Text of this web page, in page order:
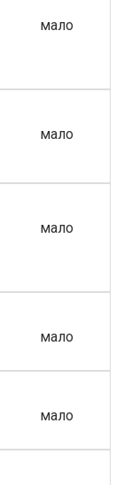
мало
мало
мало
мало
мало